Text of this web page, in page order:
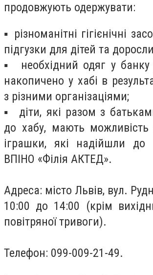
продовжують одержувати:
▪️ різноманітні гігієнічні
підгузки для дітей та
▪️ необхідний одяг у банку
накопичено у хабі в
з різними організаціями;
▪️ діти, які разом з
до хабу, мають можливість
іграшки, які надійшли до
ВПІНО «Філія АКТЕД».
Адреса: місто Львів, вул.
10:00 до 14:00 (крім
повітряної тривоги).
Телефон: 099-009-21-49.